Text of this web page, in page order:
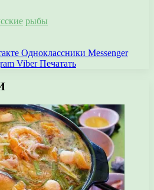
рыбы
Одноклассники Messenger
Viber Печатать